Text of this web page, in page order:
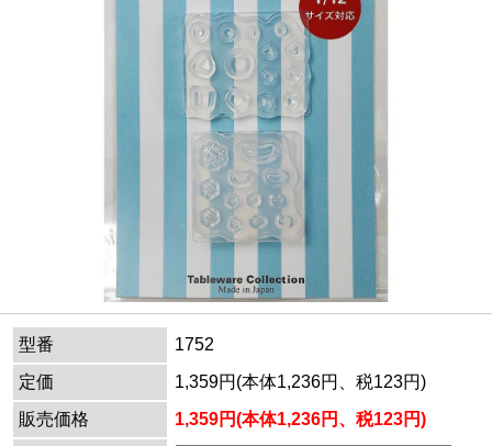
型番
1752
定価
1,359円(本体1,236円、税123円)
販売価格
1,359円(本体1,236円、税123円)